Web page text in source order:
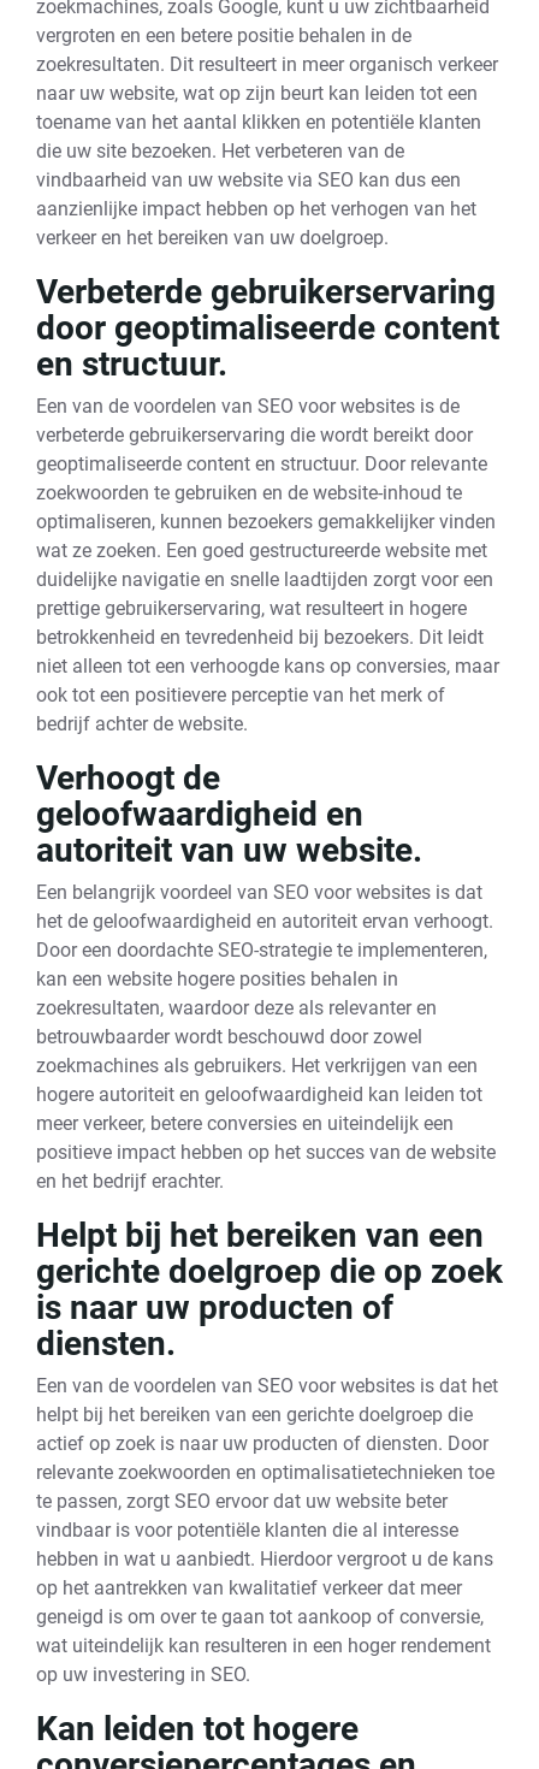
zoekmachines, zoals Google, kunt u uw zichtbaarheid
vergroten en een betere positie behalen in de
zoekresultaten. Dit resulteert in meer organisch verkeer
naar uw website, wat op zijn beurt kan leiden tot een
toename van het aantal klikken en potentiële klanten
die uw site bezoeken. Het verbeteren van de
vindbaarheid van uw website via SEO kan dus een
aanzienlijke impact hebben op het verhogen van het
verkeer en het bereiken van uw doelgroep.
Verbeterde gebruikerservaring
door geoptimaliseerde content
en structuur.
Een van de voordelen van SEO voor websites is de
verbeterde gebruikerservaring die wordt bereikt door
geoptimaliseerde content en structuur. Door relevante
zoekwoorden te gebruiken en de website-inhoud te
optimaliseren, kunnen bezoekers gemakkelijker vinden
wat ze zoeken. Een goed gestructureerde website met
duidelijke navigatie en snelle laadtijden zorgt voor een
prettige gebruikerservaring, wat resulteert in hogere
betrokkenheid en tevredenheid bij bezoekers. Dit leidt
niet alleen tot een verhoogde kans op conversies, maar
ook tot een positievere perceptie van het merk of
bedrijf achter de website.
Verhoogt de
geloofwaardigheid en
autoriteit van uw website.
Een belangrijk voordeel van SEO voor websites is dat
het de geloofwaardigheid en autoriteit ervan verhoogt.
Door een doordachte SEO-strategie te implementeren,
kan een website hogere posities behalen in
zoekresultaten, waardoor deze als relevanter en
betrouwbaarder wordt beschouwd door zowel
zoekmachines als gebruikers. Het verkrijgen van een
hogere autoriteit en geloofwaardigheid kan leiden tot
meer verkeer, betere conversies en uiteindelijk een
positieve impact hebben op het succes van de website
en het bedrijf erachter.
Helpt bij het bereiken van een
gerichte doelgroep die op zoek
is naar uw producten of
diensten.
Een van de voordelen van SEO voor websites is dat het
helpt bij het bereiken van een gerichte doelgroep die
actief op zoek is naar uw producten of diensten. Door
relevante zoekwoorden en optimalisatietechnieken toe
te passen, zorgt SEO ervoor dat uw website beter
vindbaar is voor potentiële klanten die al interesse
hebben in wat u aanbiedt. Hierdoor vergroot u de kans
op het aantrekken van kwalitatief verkeer dat meer
geneigd is om over te gaan tot aankoop of conversie,
wat uiteindelijk kan resulteren in een hoger rendement
op uw investering in SEO.
Kan leiden tot hogere